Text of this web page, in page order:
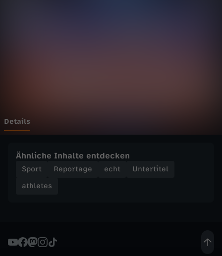
r
m
o
Details
Ähnliche Inhalte entdecken
Sport Reportage echt
Untertitel
athletes